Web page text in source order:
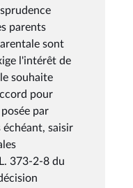
parents
sont
l'intérêt de
souhaite
pour
par
saisir
373-2-8 du